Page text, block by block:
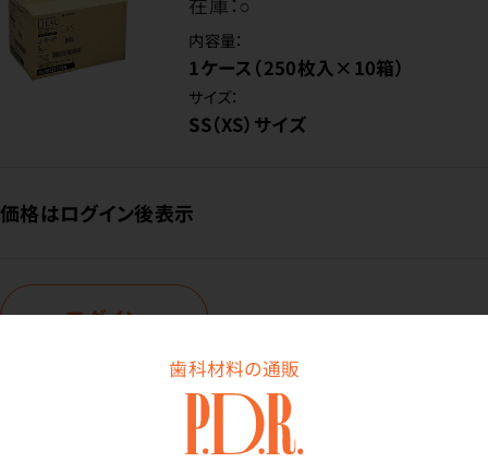
歯科材料の通販
内容量：
1ケース（250枚入×10箱）
サイズ：
SS（XS）サイズ
価格はログイン後表示
ログイン
商品番号：45-6020
在庫：○